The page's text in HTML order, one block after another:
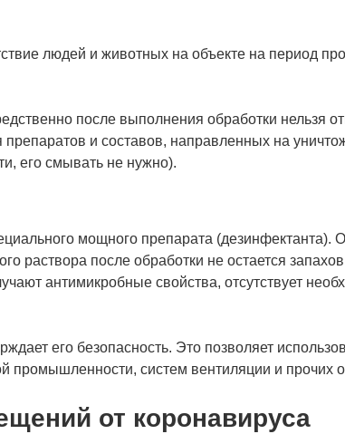
людей и животных на объекте на период
после выполнения обработки нельзя
и составов, направленных на
его смывать не нужно).
мощного препарата (дезинфектанта).
раствора после обработки не остается
антимикробные свойства, отсутствует
его безопасность. Это позволяет
систем вентиляции и прочих
от коронавируса